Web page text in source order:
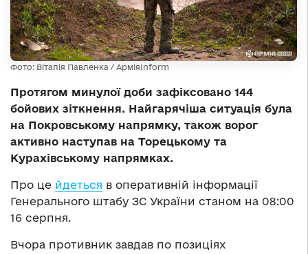
Фото: Віталія Павленка / АрміяInform
Протягом минулої доби зафіксовано 144
бойових зіткнення. Найгарячіша ситуація була
на Покровському напрямку, також ворог
активно наступав на Торецькому та
Курахівському напрямках.
Про це йдеться в оперативній інформації
Генерального штабу ЗС України станом на 08:00
16 серпня.
Вчора противник завдав по позиціях